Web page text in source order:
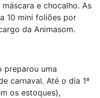
e chocalho. As
10 mini foliões por
da Animasom.
preparou uma
carnaval. Até o dia 1º
os estoques),